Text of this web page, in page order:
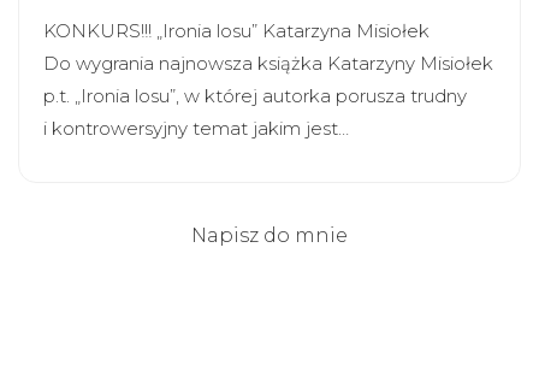
KONKURS!!! „Ironia losu” Katarzyna Misiołek
Do wygrania najnowsza książka Katarzyny Misiołek
p.t. „Ironia losu”, w której autorka porusza trudny
i kontrowersyjny temat jakim jest…
Napisz do mnie